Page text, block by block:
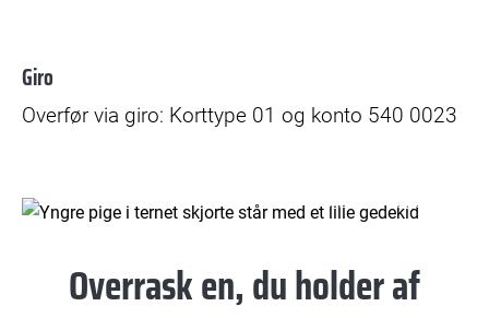
Giro
Overfør via giro: Korttype 01 og konto 540 0023
© Bax Lindhardt
Overrask en, du holder af